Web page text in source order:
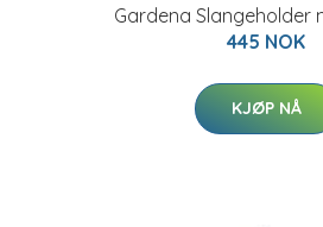
Gardena Slangeholder
445 NOK
KJØP NÅ